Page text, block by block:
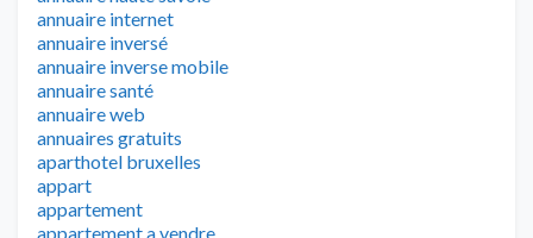
annuaire internet
annuaire inversé
annuaire inverse mobile
annuaire santé
annuaire web
annuaires gratuits
aparthotel bruxelles
appart
appartement
appartement a vendre